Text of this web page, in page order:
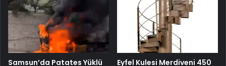
Samsun’da Patates Yüklü
Eyfel Kulesi Merdiveni 450